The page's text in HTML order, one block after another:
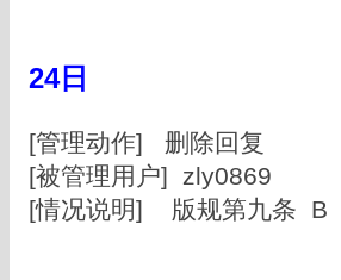
24日
[管理动作] 删除回复
[被管理用户] zly0869
[情况说明] 版规第九条 B